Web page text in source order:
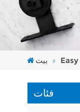
بيت
فئات